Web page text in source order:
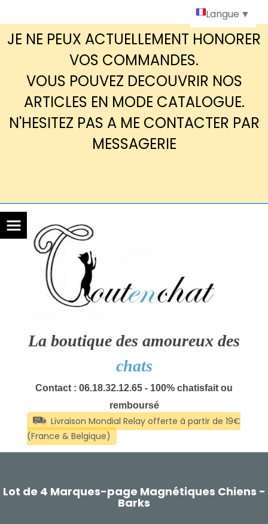
JE NE PEUX ACTUELLEMENT HONORER
VOS COMMANDES.
VOUS POUVEZ DECOUVRIR NOS
ARTICLES EN MODE CATALOGUE.
N'HESITEZ PAS A ME CONTACTER PAR
MESSAGERIE
La boutique des amoureux des
chats
Contact : 06.18.32.12.65 - 100% chatisfait ou
remboursé
Lot de 4 Marques-page Magnétiques Chiens -
Barks
Langue ▼